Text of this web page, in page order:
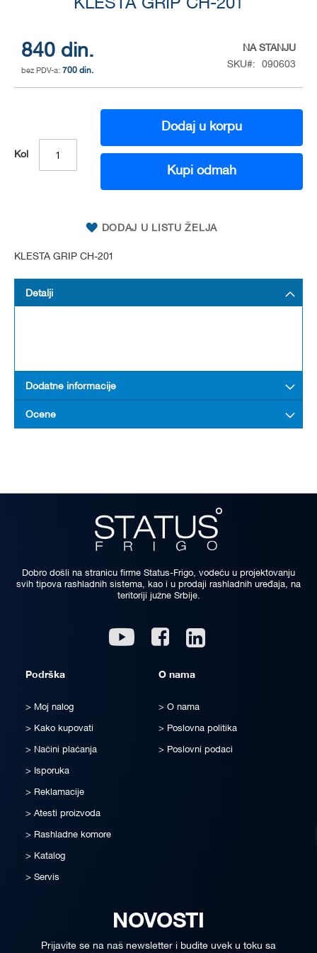
KLESTA GRIP CH-201
840 din.
700 din.
NA STANJU
SKU
090603
Kol
Dodaj u korpu
Kupi odmah
DODAJ U LISTU ŽELJA
KLESTA GRIP CH-201
of
the
images
gallery
Detalji
Dodatne informacije
Ocene
Dobro došli na stranicu firme Status-Frigo, vodeću u projektovanju
svih tipova rashladnih sistema, kao i u prodaji rashladnih uređaja, na
teritoriji južne Srbije.
Youtube Facebook
Podrška
Moj nalog
Kako kupovati
Načini plaćanja
Isporuka
Reklamacije
Atesti proizvoda
Rashladne komore
Katalog
Servis
O nama
O nama
Poslovna politika
Poslovni podaci
NOVOSTI
Prijavite se na naš newsletter i budite uvek u toku sa